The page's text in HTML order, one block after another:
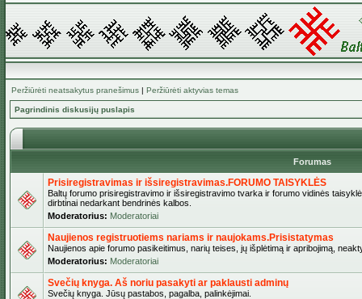
Peržiūrėti neatsakytus pranešimus | Peržiūrėti aktyvias temas
Pagrindinis diskusijų puslapis
Forumas
Prisiregistravimas ir išsiregistravimas.FORUMO TAISYKLĖS
Baltų forumo prisiregistravimo ir išsiregistravimo tvarka ir forumo vidinės
dirbtinai nedarkant bendrinės kalbos.
Moderatorius: Moderatoriai
Naujienos registruotiems nariams ir naujokams.Prisistatymas
Naujienos apie forumo pasikeitimus, narių teises, jų išplėtimą ir apribojimą,
Moderatorius: Moderatoriai
Svečių knyga. Aš noriu pasakyti ar paklausti adminų
Svečių knyga. Jūsų pastabos, pagalba, palinkėjimai.